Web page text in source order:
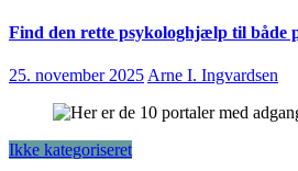
Find den rette psykologhjælp til både
25. november 2025 Arne I. Ingvardsen
Ikke kategoriseret